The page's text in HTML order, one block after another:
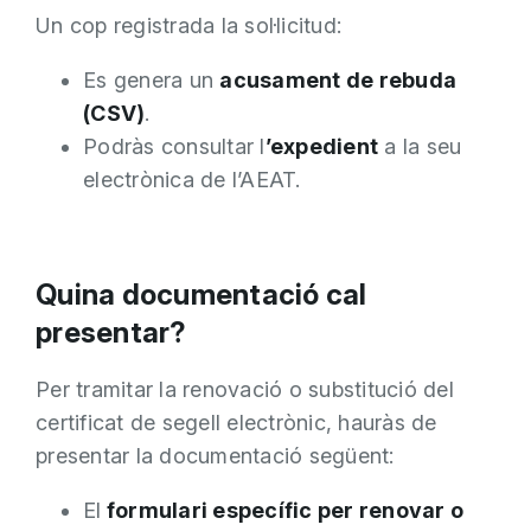
Un cop registrada la sol·licitud:
Es genera un acusament de rebuda
(CSV).
Podràs consultar l’expedient a la seu
electrònica de l’AEAT.
Quina documentació cal
presentar?
Per tramitar la renovació o substitució del
certificat de segell electrònic, hauràs de
presentar la documentació següent:
El formulari específic per renovar o